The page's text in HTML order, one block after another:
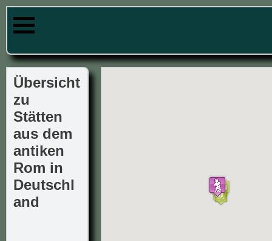
Übersicht
zu
Stätten
aus dem
antiken
Rom in
Deutschl
and